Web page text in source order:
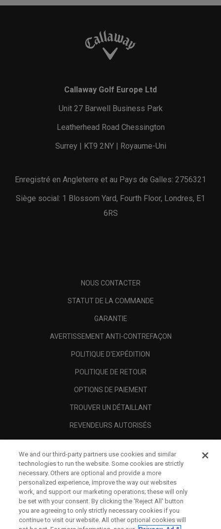
Callaway Golf Europe Ltd
Unit 27 Barwell Business Park
Leatherhead Road Chessington
Surrey | KT9 2NY | Royaume-Uni
Enregistré en Angleterre et au Pays de Galles: 2756321
Siège social: 1 Blossom Yard, Fourth Floor, Londres, E1
6RS
NOUS CONTACTER
STATUT DE LA COMMANDE
GARANTIE
AVERTISSEMENT ANTI-CONTREFAÇON
POLITIQUE D'EXPÉDITION
POLITIQUE DE RETOUR
OPTIONS DE PAIEMENT
TROUVER UN DÉTAILLANT
REVENDEURS AUTORISÉS
A PROPOS
MENTIONS LÉGALES
We and our third-party partners use cookies and similar
technologies to run the website. Some cookies are strictly
necessary. Others are optional and provide a more
personalized experience, improve the way our websites
work, and support our marketing operations; these will only
be set with your consent. By clicking the ‘Reject All' button
you are agreeing to only strictly necessary cookies if you
continue to visit our website. All other optional cookies will